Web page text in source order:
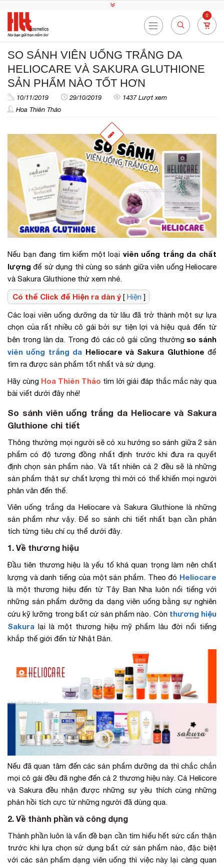
0
SO SÁNH VIÊN UỐNG TRẮNG DA
HELIOCARE VÀ SAKURA GLUTHIONE
SẢN PHẨM NÀO TỐT HƠN
10/11/2019 29/10/2019
1437 Lượt xem
Hoa Thiên Thảo
Nếu bạn đang tìm kiếm một loại viên uống trắng da chất
lượng để sử dụng thì cùng so sánh giữa viên uống Heliocare
và Sakura Gluthione thử xem nhé.
Có thể Click để Hiện ra dàn ý [ Hiện ]
Các loại viên uống dưỡng da từ lâu đã trở thành một sự lựa
chọn của rất nhiều cô gái bởi sự tiện lợi và hiệu quả đến từ
bên trong làn da. Trong đó các cô gái cũng thường so sánh
viên uống trắng da Heliocare và Sakura Gluthione để
tìm ra được sản phẩm tốt nhất và sử dụng.
Hãy cùng Hoa Thiên Thảo tìm lời giải đáp thắc mắc này qua
bài viết dưới đây nhé!
So sánh viên uống trắng da Heliocare và Sakura
Gluthione chi tiết
Thông thường mọi người sẽ có xu hướng so sánh giữa 2 sản
phẩm có độ tương đồng nhất định trước khi đưa ra quyết
định chọn sản phẩm nào. Và tất nhiên cả 2 đều sẽ là những
sản phẩm thật sự chất lượng thì mới có thể khiến mọi người
phân vân đến thế.
Viên uống trắng da Heliocare và Sakura Gluthione là những
sản phẩm như vậy. Để so sánh chi tiết nhất bạn cần phân
tích từng tiêu chí cụ thể dưới đây.
1. Về thương hiệu
Đầu tiên thương hiệu là yếu tố khá quan trọng làm nên chất
lượng và danh tiếng của một sản phẩm. Theo đó Heliocare
là một thương hiệu đến từ Tây Ban Nha luôn nổi tiếng với
những sản phẩm dưỡng da dạng viên uống bằng sự nghiên
cứu kỹ lưỡng trong bất cứ sản phẩm nào. Còn thương hiệu
Sakura lại là một thương hiệu mỹ phẩm lâu đời nổi tiếng
khắp thế giới đến từ Nhật Bản.
Nếu đã quan tâm đến các sản phẩm dưỡng da thì chắc chắn
mọi cô gái đều đã nghe đến cả 2 thương hiệu này. Cả Helicore
và Sakura đều nhận được những sự yêu thích cùng những
phản hồi tích cực từ những người đã dùng qua.
2. Về thành phần và công dụng
Thành phần luôn là vấn đề bạn cần tìm hiểu hết sức cẩn thận
trước khi lựa chọn sử dụng bất cứ sản phẩm nào, đặc biệt
với các sản phẩm dạng viên uống thì việc này lại càng quan